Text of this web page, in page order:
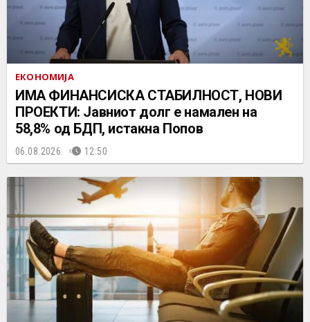
ЕКОНОМИЈА
ИМА ФИНАНСИСКА СТАБИЛНОСТ, НОВИ
ПРОЕКТИ: Јавниот долг е намален на
58,8% од БДП, истакна Попов
06.08.2026. 12:50